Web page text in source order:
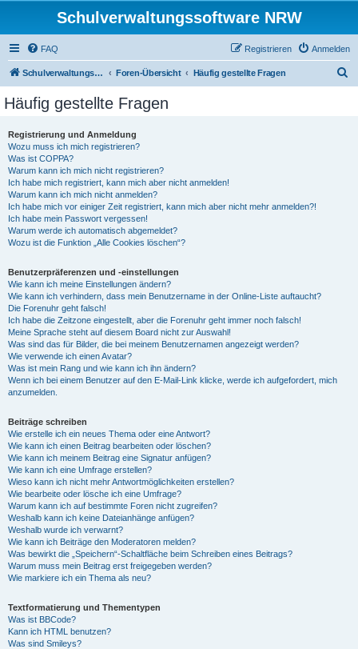
Schulverwaltungssoftware NRW
FAQ Anmelden
Registrieren
Schulverwaltungssoftware NRW Foren-Übersicht Häufig gestellte Fragen
Häufig gestellte Fragen
Registrierung und Anmeldung
Wozu muss ich mich registrieren?
Was ist COPPA?
Warum kann ich mich nicht registrieren?
Ich habe mich registriert, kann mich aber nicht anmelden!
Warum kann ich mich nicht anmelden?
Ich habe mich vor einiger Zeit registriert, kann mich aber nicht mehr anmelden?!
Ich habe mein Passwort vergessen!
Warum werde ich automatisch abgemeldet?
Wozu ist die Funktion „Alle Cookies löschen“?
Benutzerpräferenzen und -einstellungen
Wie kann ich meine Einstellungen ändern?
Wie kann ich verhindern, dass mein Benutzername in der Online-Liste auftaucht?
Die Forenuhr geht falsch!
Ich habe die Zeitzone eingestellt, aber die Forenuhr geht immer noch falsch!
Meine Sprache steht auf diesem Board nicht zur Auswahl!
Was sind das für Bilder, die bei meinem Benutzernamen angezeigt werden?
Wie verwende ich einen Avatar?
Was ist mein Rang und wie kann ich ihn ändern?
Wenn ich bei einem Benutzer auf den E-Mail-Link klicke, werde ich aufgefordert, mich
anzumelden.
Beiträge schreiben
Wie erstelle ich ein neues Thema oder eine Antwort?
Wie kann ich einen Beitrag bearbeiten oder löschen?
Wie kann ich meinem Beitrag eine Signatur anfügen?
Wie kann ich eine Umfrage erstellen?
Wieso kann ich nicht mehr Antwortmöglichkeiten erstellen?
Wie bearbeite oder lösche ich eine Umfrage?
Warum kann ich auf bestimmte Foren nicht zugreifen?
Weshalb kann ich keine Dateianhänge anfügen?
Weshalb wurde ich verwarnt?
Wie kann ich Beiträge den Moderatoren melden?
Was bewirkt die „Speichern“-Schaltfläche beim Schreiben eines Beitrags?
Warum muss mein Beitrag erst freigegeben werden?
Wie markiere ich ein Thema als neu?
Textformatierung und Thementypen
Was ist BBCode?
Kann ich HTML benutzen?
Was sind Smileys?